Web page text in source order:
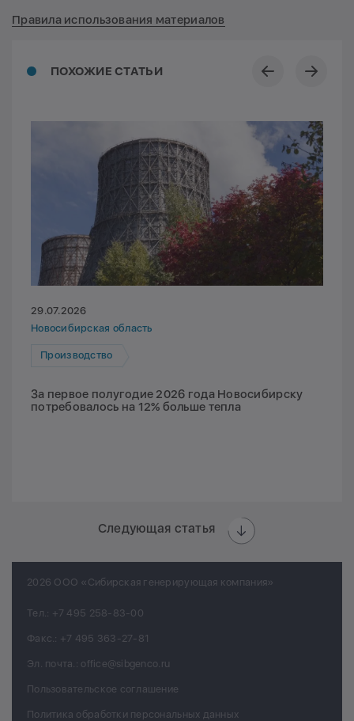
ПОХОЖИЕ СТАТЬИ
29.07.2026
Новосибирская область
Производство
За первое полугодие 2026 года Новосибирску
потребовалось на 12% больше тепла
Следующая статья
Правила использования материалов
2026 ООО «Сибирская генерирующая компания»
Тел.: +7 495 258-83-00
Факс.: +7 495 363-27-81
Эл. почта.: office@sibgenco.ru
Пользовательское соглашение
Политика обработки персональных данных